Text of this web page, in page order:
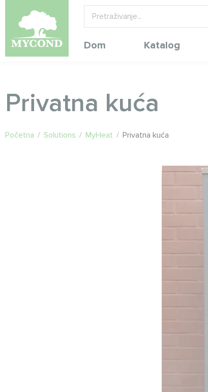
Dom Katalog
Privatna kuća
Početna / Solutions / MyHeat / Privatna kuća